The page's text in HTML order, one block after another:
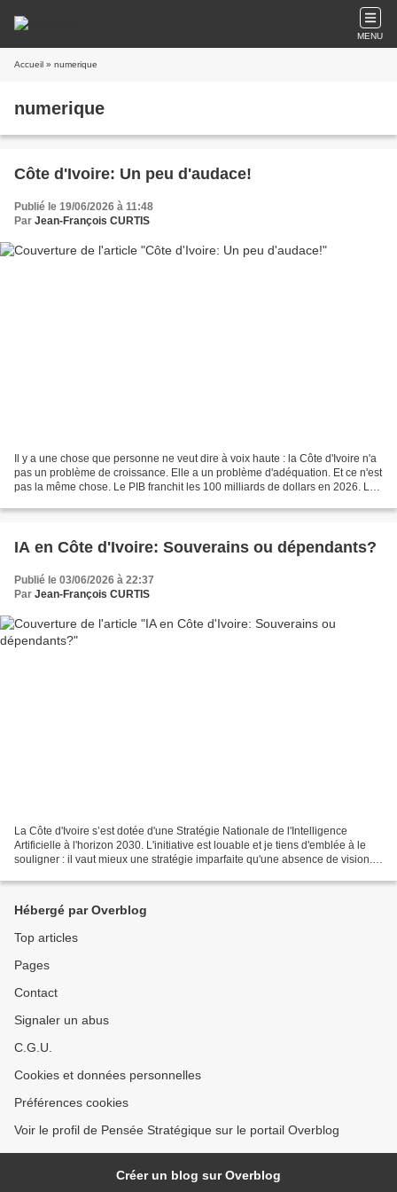
MENU
Accueil » numerique
numerique
Côte d'Ivoire: Un peu d'audace!
Publié le 19/06/2026 à 11:48
Par Jean-François CURTIS
Il y a une chose que personne ne veut dire à voix haute : la Côte d'Ivoire n'a
pas un problème de croissance. Elle a un problème d'adéquation. Et ce n'est
pas la même chose. Le PIB franchit les 100 milliards de dollars en 2026. La
IA en Côte d'Ivoire: Souverains ou dépendants?
Publié le 03/06/2026 à 22:37
Par Jean-François CURTIS
La Côte d'Ivoire s’est dotée d'une Stratégie Nationale de l'Intelligence
Artificielle à l'horizon 2030. L'initiative est louable et je tiens d'emblée à le
souligner : il vaut mieux une stratégie imparfaite qu'une absence de vision.
Hébergé par Overblog
Top articles
Pages
Contact
Signaler un abus
C.G.U.
Cookies et données personnelles
Préférences cookies
Voir le profil de Pensée Stratégique sur le portail Overblog
Créer un blog sur Overblog